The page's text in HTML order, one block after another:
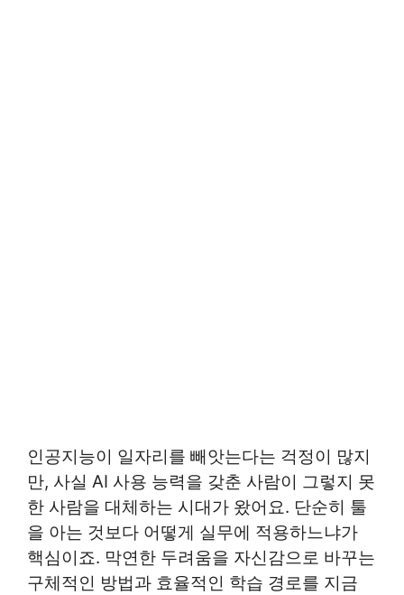
인공지능이 일자리를 빼앗는다는 걱정이 많지
만, 사실 AI 사용 능력을 갖춘 사람이 그렇지 못
한 사람을 대체하는 시대가 왔어요. 단순히 툴
을 아는 것보다 어떻게 실무에 적용하느냐가
핵심이죠. 막연한 두려움을 자신감으로 바꾸는
구체적인 방법과 효율적인 학습 경로를 지금